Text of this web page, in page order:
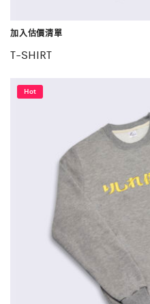
加入估價清單
T-SHIRT
Hot